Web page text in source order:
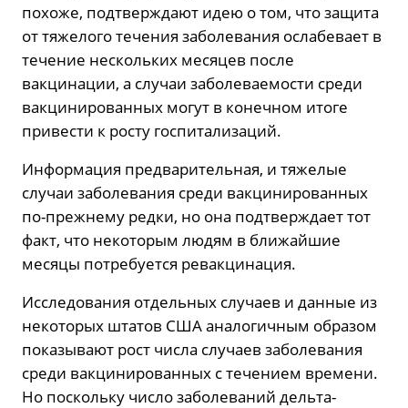
похоже, подтверждают идею о том, что защита
от тяжелого течения заболевания ослабевает в
течение нескольких месяцев после
вакцинации, а случаи заболеваемости среди
вакцинированных могут в конечном итоге
привести к росту госпитализаций.
Информация предварительная, и тяжелые
случаи заболевания среди вакцинированных
по-прежнему редки, но она подтверждает тот
факт, что некоторым людям в ближайшие
месяцы потребуется ревакцинация.
Исследования отдельных случаев и данные из
некоторых штатов США аналогичным образом
показывают рост числа случаев заболевания
среди вакцинированных с течением времени.
Но поскольку число заболеваний дельта-